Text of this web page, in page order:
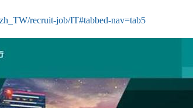
recruit-job/IT#tabbed-nav=tab5